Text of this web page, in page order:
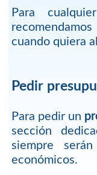
Para
cuando quiera al
Pedir
Para pedir un
sección
siempre
económicos.